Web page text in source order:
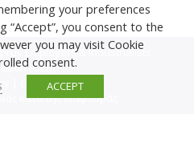
Employers & Industrialists
(OEB)
Cookie Policy
κατά της διαφθοράς
your preferences
“Accept”, you consent to the
you may visit Cookie
consent.
ACCEPT